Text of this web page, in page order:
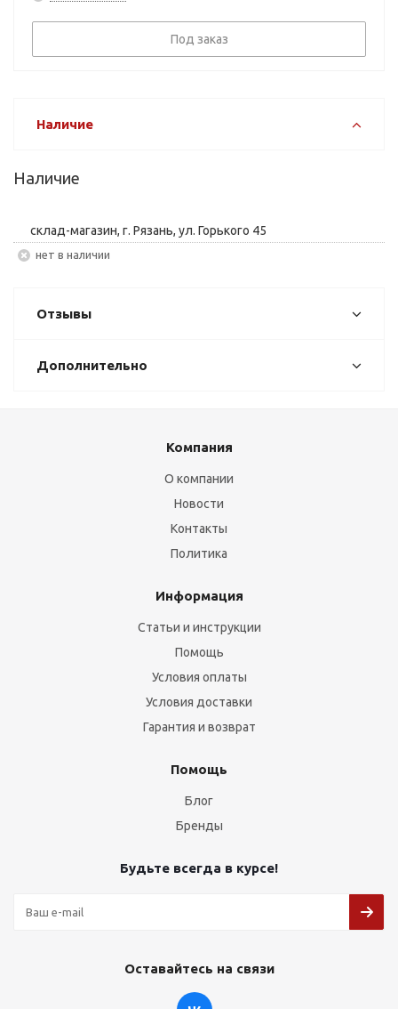
Под заказ
Наличие
Наличие
склад-магазин, г. Рязань, ул. Горького 45
Нет в наличии
Отзывы
Дополнительно
Компания
О компании
Новости
Контакты
Политика
Информация
Статьи и инструкции
Помощь
Условия оплаты
Условия доставки
Гарантия и возврат
Помощь
Блог
Бренды
Будьте всегда в курсе!
Оставайтесь на связи